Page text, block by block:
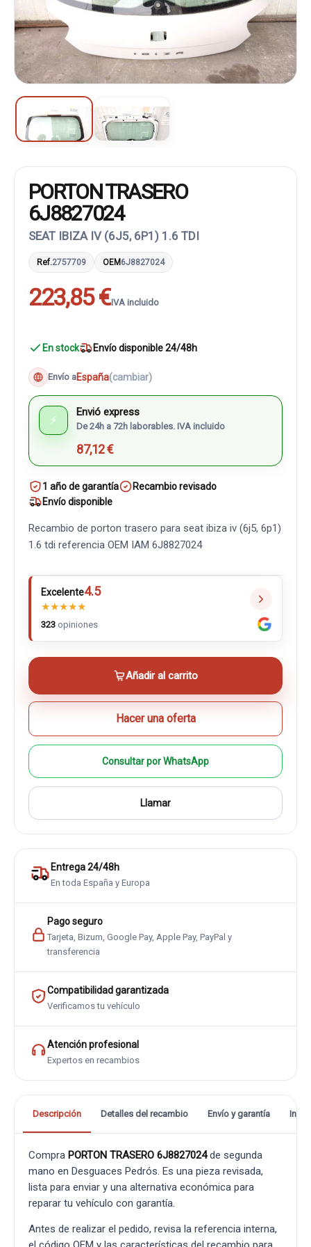
PORTON TRASERO
6J8827024
SEAT IBIZA IV (6J5, 6P1) 1.6 TDI
Ref.2757709 OEM6J8827024
223,85 €IVA incluido
En stock Envío disponible 24/48h
Envío aEspaña(cambiar)
⚡
Envió express
De 24h a 72h laborables. IVA incluido
87,12 €
1 año de garantía
Recambio revisado
Envío disponible
Recambio de porton trasero para seat ibiza iv (6j5, 6p1)
1.6 tdi referencia OEM IAM 6J8827024
Excelente4.5
★★★★★
323 opiniones
Añadir al carrito
Hacer una oferta
Consultar por WhatsApp
Llamar
Entrega 24/48h
En toda España y Europa
Pago seguro
Tarjeta, Bizum, Google Pay, Apple Pay, PayPal y
transferencia
Compatibilidad garantizada
Verificamos tu vehículo
Atención profesional
Expertos en recambios
Descripción Detalles del recambio Envío y garantía
Compra PORTON TRASERO 6J8827024de segunda
mano en Desguaces Pedrós. Es una pieza revisada,
lista para enviar y una alternativa económica para
reparar tu vehículo con garantía.
Antes de realizar el pedido, revisa la referencia interna,